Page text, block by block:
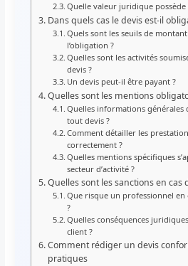
Quelle valeur juridique possède
Dans quels cas le devis est-il
Quels sont les seuils de
l’obligation ?
Quelles sont les activités
devis ?
Un devis peut-il être payant ?
Quelles sont les mentions
Quelles informations
tout devis ?
Comment détailler les
correctement ?
Quelles mentions spécifiques
secteur d’activité ?
Quelles sont les sanctions en cas
Que risque un professionnel en
?
Quelles conséquences
client ?
Comment rédiger un devis
pratiques